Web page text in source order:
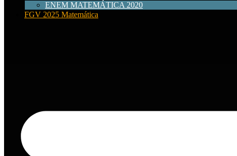
ENEM MATEMÁTICA 2020
FGV 2025 Matemática